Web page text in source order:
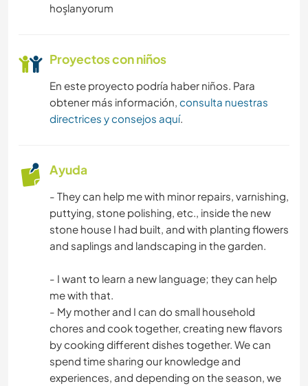
hoşlanyorum
Proyectos con niños
En este proyecto podría haber niños. Para
obtener más información, consulta nuestras
directrices y consejos aquí.
Ayuda
- They can help me with minor repairs, varnishing,
puttying, stone polishing, etc., inside the new
stone house I had built, and with planting flowers
and saplings and landscaping in the garden.
- I want to learn a new language; they can help
me with that.
- My mother and I can do small household
chores and cook together, creating new flavors
by cooking different dishes together. We can
spend time sharing our knowledge and
experiences, and depending on the season, we